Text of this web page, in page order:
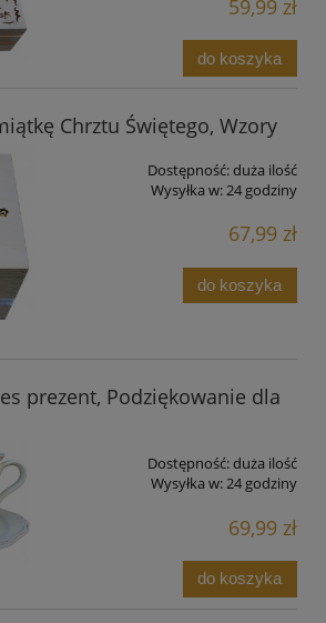
59,99 zł
do koszyka
Chrztu Świętego, Wzory
Dostępność:duża ilość
Wysyłka w:24 godziny
67,99 zł
do koszyka
prezent, Podziękowanie dla
Dostępność:duża ilość
Wysyłka w:24 godziny
69,99 zł
do koszyka